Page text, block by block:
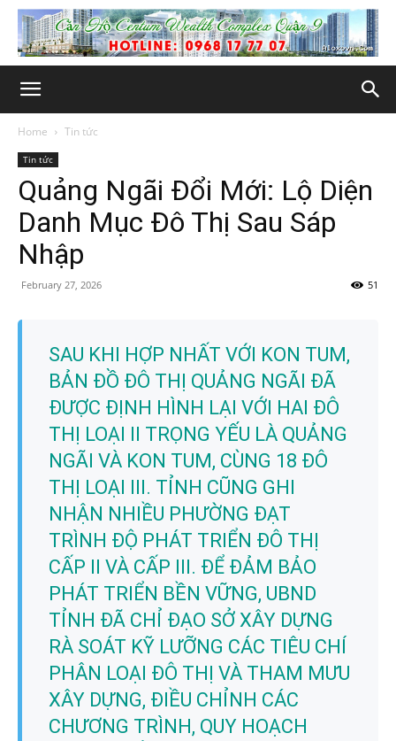
Home Tin tức
Tin tức
Quảng Ngãi Đổi Mới: Lộ Diện
Danh Mục Đô Thị Sau Sáp
Nhập
February 27, 2026 51
SAU KHI HỢP NHẤT VỚI KON TUM,
BẢN ĐỒ ĐÔ THỊ QUẢNG NGÃI ĐÃ
ĐƯỢC ĐỊNH HÌNH LẠI VỚI HAI ĐÔ
THỊ LOẠI II TRỌNG YẾU LÀ QUẢNG
NGÃI VÀ KON TUM, CÙNG 18 ĐÔ
THỊ LOẠI III. TỈNH CŨNG GHI
NHẬN NHIỀU PHƯỜNG ĐẠT
TRÌNH ĐỘ PHÁT TRIỂN ĐÔ THỊ
CẤP II VÀ CẤP III. ĐỂ ĐẢM BẢO
PHÁT TRIỂN BỀN VỮNG, UBND
TỈNH ĐÃ CHỈ ĐẠO SỞ XÂY DỰNG
RÀ SOÁT KỸ LƯỠNG CÁC TIÊU CHÍ
PHÂN LOẠI ĐÔ THỊ VÀ THAM MƯU
XÂY DỰNG, ĐIỀU CHỈNH CÁC
CHƯƠNG TRÌNH, QUY HOẠCH